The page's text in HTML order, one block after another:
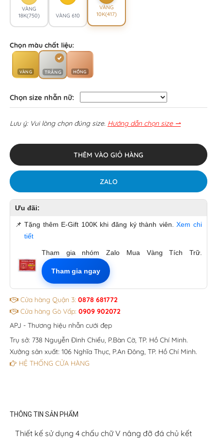
VÀNG
18K(750)
VÀNG 610
VÀNG
10K(417)
Chọn màu chất liệu:
VÀNG TRẮNG HỒNG
Chọn size nhẫn nữ:
Lưu ý: Vui lòng chọn đúng size. Hướng dẫn chọn size ⇀
THÊM VÀO GIỎ HÀNG
ZALO
Ưu đãi:
📌 Tặng thêm E-Gift 100K khi đăng ký thành viên.Xem chi
tiết
Tham gia nhóm Zalo Mua Vàng Tích Trữ.
Tham gia ngay
Cửa hàng Quận 3: 0878 681772
Cửa hàng Gò Vấp: 0909 902072
APJ - Thương hiệu nhẫn cưới đẹp
Trụ sở: 738 Nguyễn Đình Chiểu, P.Bàn Cờ, TP. Hồ Chí Minh.
Xưởng sản xuất: 106 Nghĩa Thục, P.An Đông, TP. Hồ Chí Minh.
HỆ THỐNG CỬA HÀNG
THÔNG TIN SẢN PHẨM
Thiết kế sử dụng 4 chấu chữ V nâng đỡ đá chủ kết